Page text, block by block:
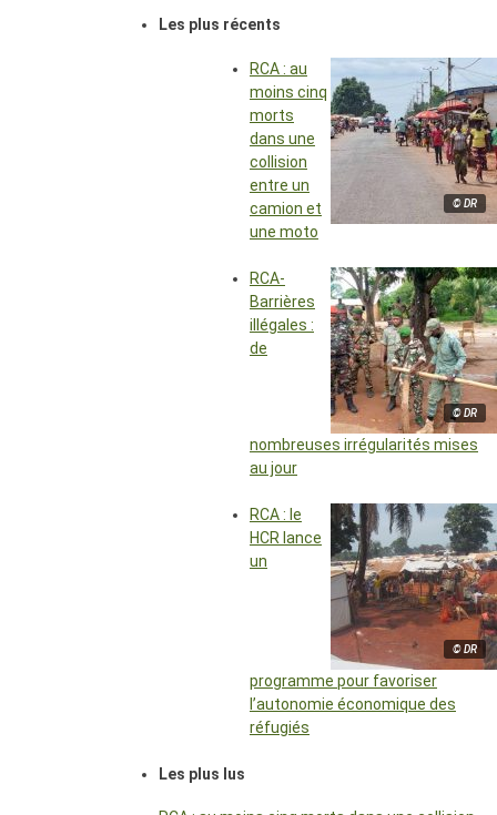
Les plus récents
© DR
RCA : au
moins cinq
morts
dans une
collision
entre un
camion et
une moto
© DR
RCA-
Barrières
illégales :
de
nombreuses irrégularités mises
au jour
© DR
RCA : le
HCR lance
un
programme pour favoriser
l’autonomie économique des
réfugiés
Les plus lus